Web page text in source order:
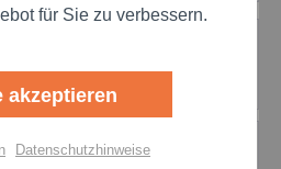
Präzise & zuverlässige
SL16...mehr
Aktiv
für Sie zu verbessern.
akzeptieren
Datenschutzhinweise